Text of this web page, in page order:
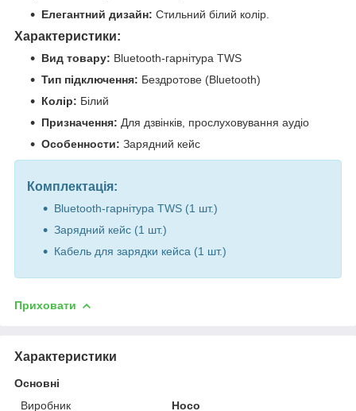
Елегантний дизайн: Стильний білий колір.
Характеристики:
Вид товару: Bluetooth-гарнітура TWS
Тип підключення: Бездротове (Bluetooth)
Колір: Білий
Призначення: Для дзвінків, прослуховування аудіо
Особенности: Зарядний кейс
Комплектація:
Bluetooth-гарнітура TWS (1 шт.)
Зарядний кейс (1 шт.)
Кабель для зарядки кейса (1 шт.)
Приховати
Характеристики
Основні
Виробник
Hoco